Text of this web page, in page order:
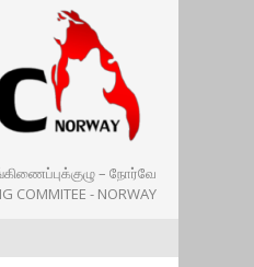
– நோர்வே
COMMITEE - NORWAY